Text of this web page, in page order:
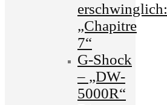
erschwinglich:
„Chapitre
7“
G-Shock
– „DW-
5000R“